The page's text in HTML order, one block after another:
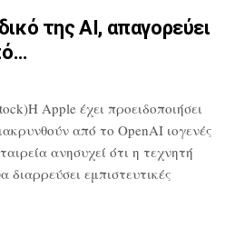
της AI, απαγορεύει
Apple έχει προειδοποιήσει
από το OpenAI ιογενές
ανησυχεί ότι η τεχνητή
διαρρεύσει εμπιστευτικές